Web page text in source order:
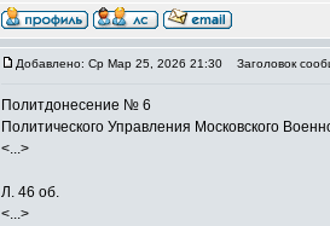
Добавлено: Ср Мар 25, 2026 21:30 Заголовок
Политдонесение № 6
Политического Управления Московского
<...>
Л. 46 об.
<...>